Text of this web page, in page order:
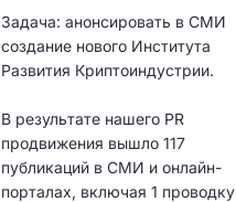
Задача: анонсировать в СМИ
создание нового Института
Развития Криптоиндустрии.
В результате нашего PR
продвижения вышло 117
публикаций в СМИ и онлайн-
порталах, включая 1 проводку